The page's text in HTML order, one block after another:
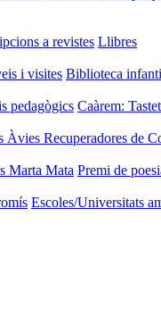
a revistes Llibres
i visites Biblioteca
pedagògics Caàrem:
Recuperadores de
Marta Mata Premi de
Escoles/Universitats